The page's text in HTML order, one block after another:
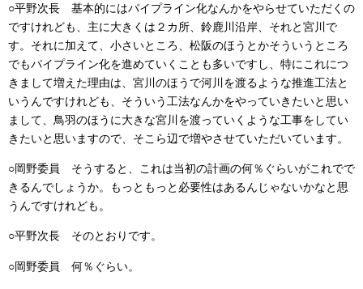
○平野次長 基本的にはパイプライン化なんかをやらせていただくの
ですけれども、主に大きくは２カ所、鈴鹿川沿岸、それと宮川で
す。それに加えて、小さいところ、松阪のほうとかそういうところ
でもパイプライン化を進めていくことも多いですし、特にこれにつ
きまして増えた理由は、宮川のほうで河川を渡るような推進工法と
いうんですけれども、そういう工法なんかをやっていきたいと思い
まして、鳥羽のほうに大きな宮川を渡っていくような工事をしてい
きたいと思いますので、そこら辺で増やさせていただいています。
○岡野委員 そうすると、これは当初の計画の何％ぐらいがこれでで
きるんでしょうか。もっともっと必要性はあるんじゃないかなと思
うんですけれども。
○平野次長 そのとおりです。
○岡野委員 何％ぐらい。